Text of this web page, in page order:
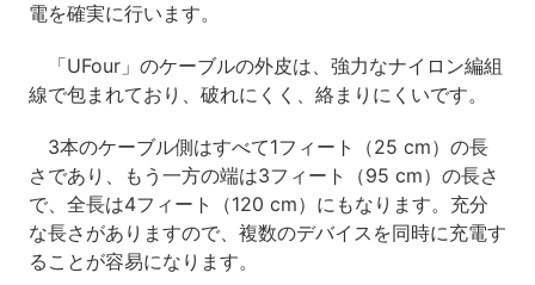
電を確実に行います。
「UFour」のケーブルの外皮は、強力なナイロン編組
線で包まれており、破れにくく、絡まりにくいです。
3本のケーブル側はすべて1フィート（25 cm）の長
さであり、もう一方の端は3フィート（95 cm）の長さ
で、全長は4フィート（120 cm）にもなります。充分
な長さがありますので、複数のデバイスを同時に充電す
ることが容易になります。